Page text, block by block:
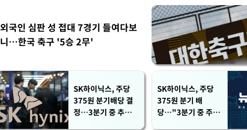
외국인 심판 성 접대 7경기 들여다보
니…한국 축구 '5승 2무'
SK하이닉스, 주당
375원 분기배당 결
정…3분기 중 추가
SK하이닉스, 주당
375원 분기 배
당…"3분기 중 주주